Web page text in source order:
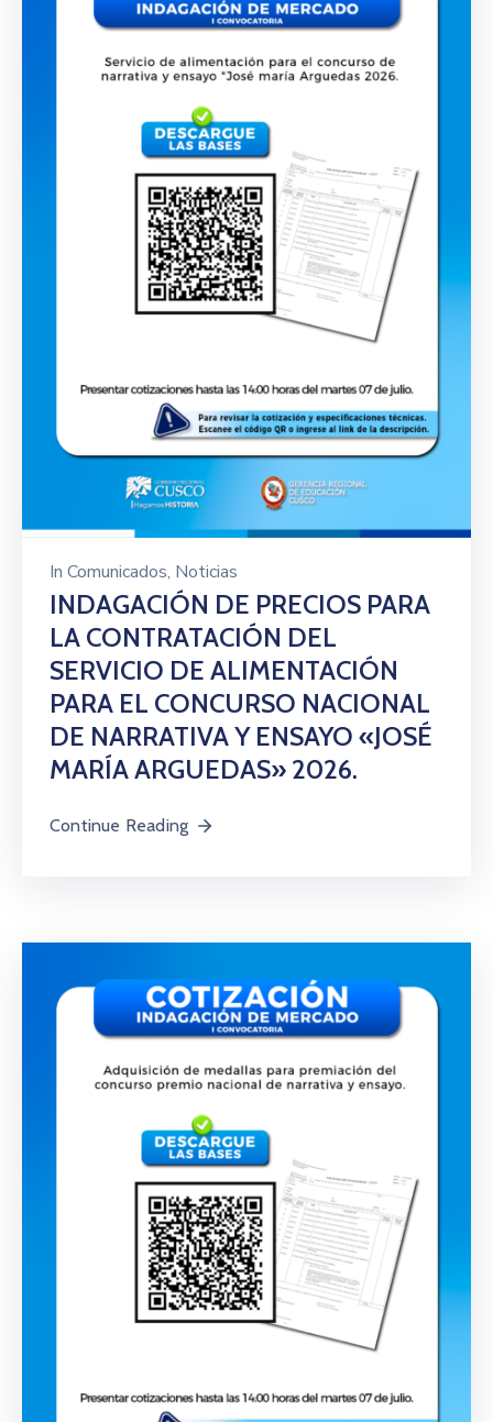
In Comunicados‚ Noticias
INDAGACIÓN DE PRECIOS PARA
LA CONTRATACIÓN DEL
SERVICIO DE ALIMENTACIÓN
PARA EL CONCURSO NACIONAL
DE NARRATIVA Y ENSAYO «JOSÉ
MARÍA ARGUEDAS» 2026.
Continue Reading